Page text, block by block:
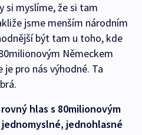
si myslíme, že si tam
jsme menším národním
být tam u toho, kde
Německem
pro nás výhodné. Ta
hlas s 80milionovým
jednohlasné